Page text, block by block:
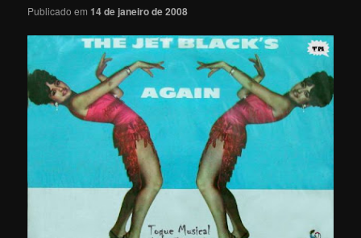
Publicado em14 de janeiro de 2008